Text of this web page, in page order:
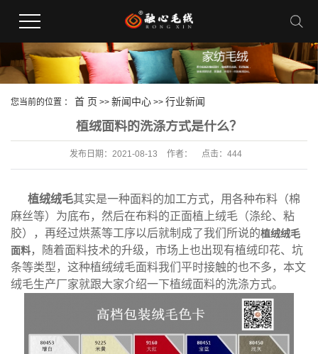
您当前的位置 ： 首 页 >> 新闻中心 >> 行业新闻
植绒面料的洗涤方式是什么？
发布日期： 2021-08-13 作者： 点击： 444
植绒绒毛其实是一种面料的加工方式，用各种布料（棉
麻丝等）为底布，然后在布料的正面植上绒毛（涤纶、粘
胶），再经过烘蒸等工序以后就制成了我们所说的植绒绒毛
面料，随着面料技术的升级，市场上也出现有植绒印花、坑
条等类型，这种植绒绒毛面料我们平时接触的也不多，本文
绒毛生产厂家就跟大家介绍一下植绒面料的洗涤方式。